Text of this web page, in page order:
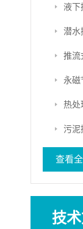
液下
潜水
推流
永磁
热处
污泥
查看
技